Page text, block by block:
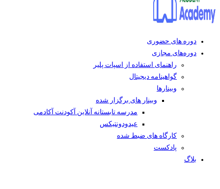
دوره های حضوری
دوره‌های مجازی
راهنمای استفاده از اسپات پلیر
گواهینامه دیجیتال
وبینار‌ها
وبینار های برگزار شده
مدرسه تابستانه آنلاین آکودنت آکادمی
عیدودونتیکس
کارگاه های ضبط شده
پادکست
بلاگ